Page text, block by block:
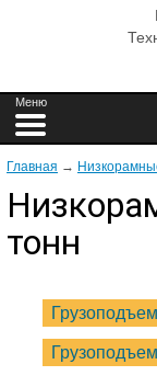
Главная →
тонн